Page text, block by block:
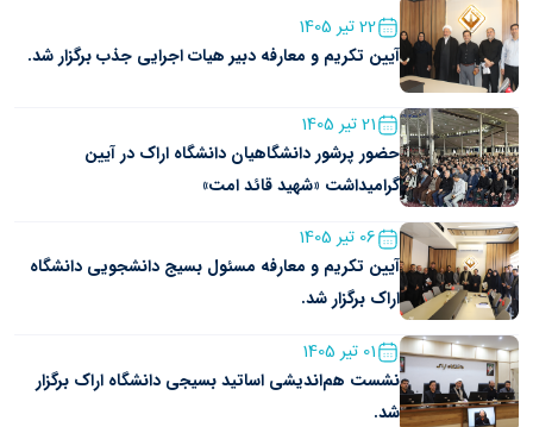
22 تیر 1405
آیین تکریم و معارفه دبیر هیات اجرایی جذب برگزار شد.
21 تیر 1405
حضور پرشور دانشگاهیان دانشگاه اراک در آیین
گرامیداشت «شهید قائد امت»
06 تیر 1405
آیین تکریم و معارفه مسئول بسیج دانشجویی دانشگاه
اراک برگزار شد.
01 تیر 1405
نشست هم‌اندیشی اساتید بسیجی دانشگاه اراک برگزار
شد.